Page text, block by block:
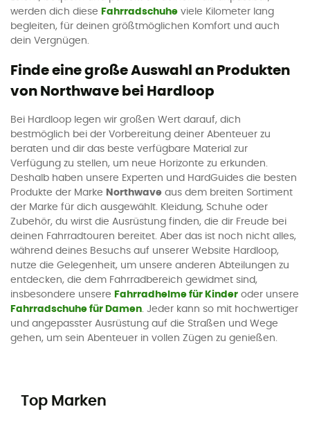
werden dich diese Fahrradschuhe viele Kilometer lang
begleiten, für deinen größtmöglichen Komfort und auch
dein Vergnügen.
Finde eine große Auswahl an Produkten
von Northwave bei Hardloop
Bei Hardloop legen wir großen Wert darauf, dich
bestmöglich bei der Vorbereitung deiner Abenteuer zu
beraten und dir das beste verfügbare Material zur
Verfügung zu stellen, um neue Horizonte zu erkunden.
Deshalb haben unsere Experten und HardGuides die besten
Produkte der Marke Northwave aus dem breiten Sortiment
der Marke für dich ausgewählt. Kleidung, Schuhe oder
Zubehör, du wirst die Ausrüstung finden, die dir Freude bei
deinen Fahrradtouren bereitet. Aber das ist noch nicht alles,
während deines Besuchs auf unserer Website Hardloop,
nutze die Gelegenheit, um unsere anderen Abteilungen zu
entdecken, die dem Fahrradbereich gewidmet sind,
insbesondere unsere Fahrradhelme für Kinder oder unsere
Fahrradschuhe für Damen. Jeder kann so mit hochwertiger
und angepasster Ausrüstung auf die Straßen und Wege
gehen, um sein Abenteuer in vollen Zügen zu genießen.
Top Marken